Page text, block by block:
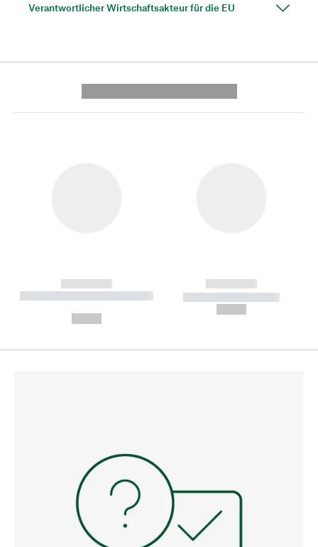
Verantwortlicher Wirtschaftsakteur für die EU
------------
----------- ----------- --------
------------
----------- -----------